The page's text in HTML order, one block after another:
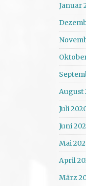
Januar
August
Juli
Juni
Mai
April
März